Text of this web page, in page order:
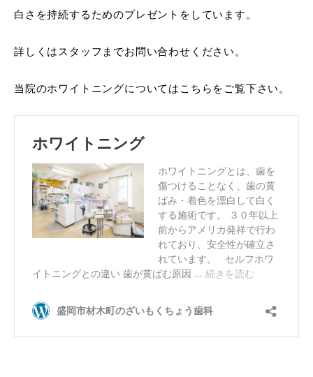
白さを持続するためのプレゼントをしています。
詳しくはスタッフまでお問い合わせください。
当院のホワイトニングについてはこちらをご覧下さい。